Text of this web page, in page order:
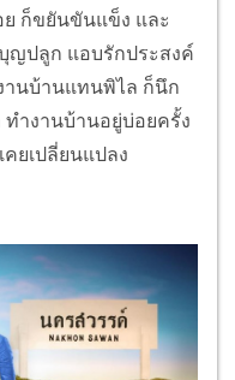
ก็ขยันขันแข็ง และ
ญปลูก แอบรักประสงค์
านบ้านแทนพิไล ก็นึก
ทำงานบ้านอยู่บ่อยครั้ง
ยเปลี่ยนแปลง